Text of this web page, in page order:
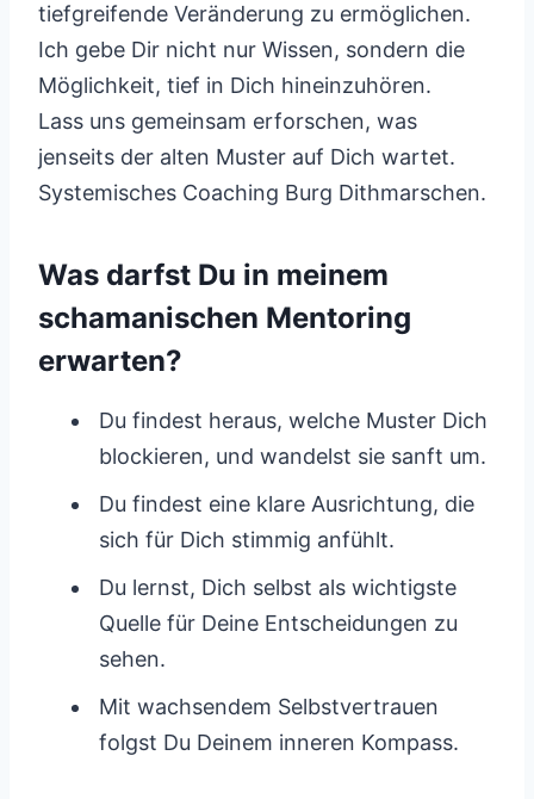
tiefgreifende Veränderung zu ermöglichen.
Ich gebe Dir nicht nur Wissen, sondern die
Möglichkeit, tief in Dich hineinzuhören.
Lass uns gemeinsam erforschen, was
jenseits der alten Muster auf Dich wartet.
Systemisches Coaching Burg Dithmarschen.
Was darfst Du in meinem
schamanischen Mentoring
erwarten?
Du findest heraus, welche Muster Dich
blockieren, und wandelst sie sanft um.
Du findest eine klare Ausrichtung, die
sich für Dich stimmig anfühlt.
Du lernst, Dich selbst als wichtigste
Quelle für Deine Entscheidungen zu
sehen.
Mit wachsendem Selbstvertrauen
folgst Du Deinem inneren Kompass.